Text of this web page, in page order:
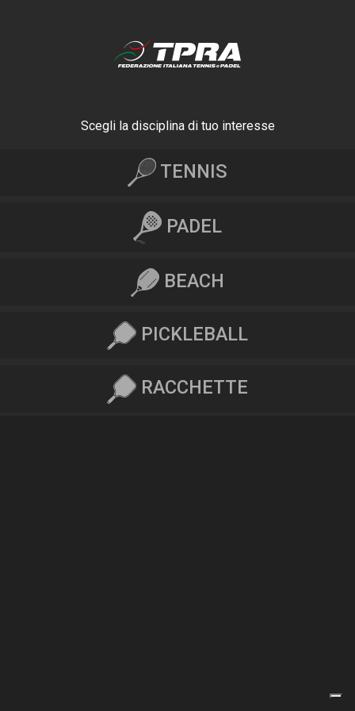
Scegli la disciplina di tuo interesse
TENNIS
PADEL
BEACH
PICKLEBALL
RACCHETTE